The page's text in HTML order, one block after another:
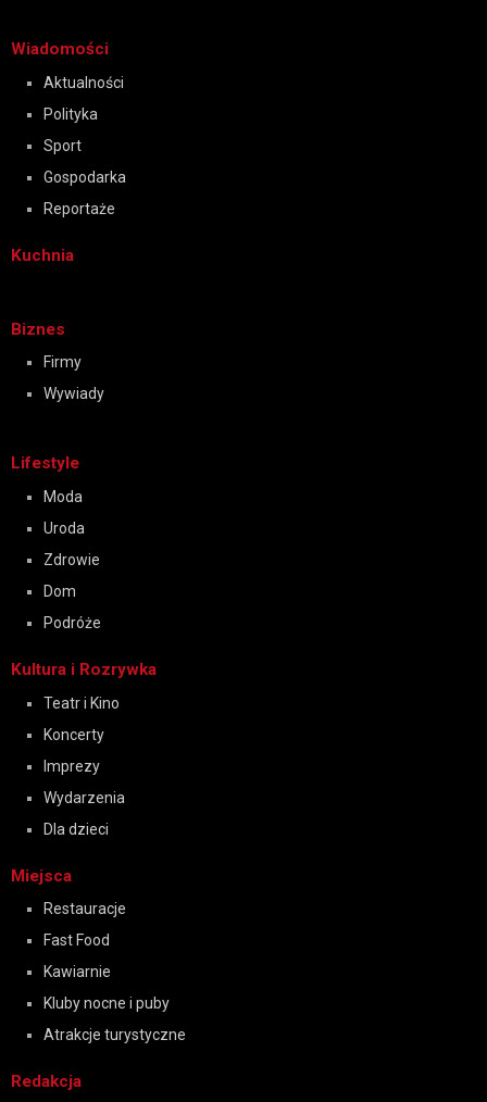
Wiadomości
Aktualności
Polityka
Sport
Gospodarka
Reportaże
Kuchnia
Biznes
Firmy
Wywiady
Lifestyle
Moda
Uroda
Zdrowie
Dom
Podróże
Kultura i Rozrywka
Teatr i Kino
Koncerty
Imprezy
Wydarzenia
Dla dzieci
Miejsca
Restauracje
Fast Food
Kawiarnie
Kluby nocne i puby
Atrakcje turystyczne
Redakcja